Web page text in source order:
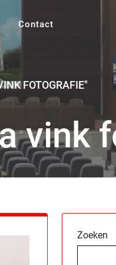
Contact
FOTOGRAFIE"
vink
Zoeken